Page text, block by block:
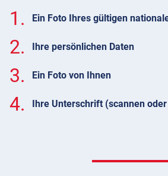
1. Ein Foto Ihres gültigen
2. Ihre persönlichen Daten
3. Ein Foto von Ihnen
4. Ihre Unterschrift (scannen